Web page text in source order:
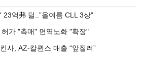
로
기
사
유
억弗 딜..”올여름 CLL 3상”
가 "촉매" 면역노화 "확장"
사, AZ-칼퀸스 매출 “앞질러”